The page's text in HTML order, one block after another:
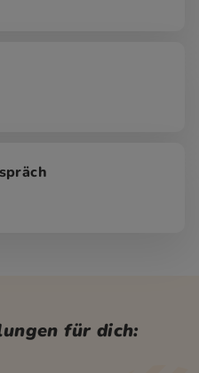
für dich: